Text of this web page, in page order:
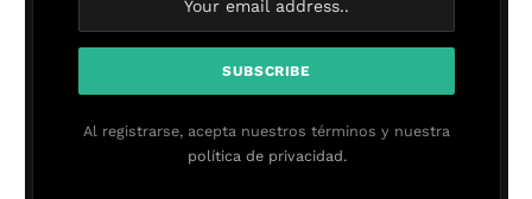
Al registrarse, acepta nuestros términos y nuestra
política de privacidad.